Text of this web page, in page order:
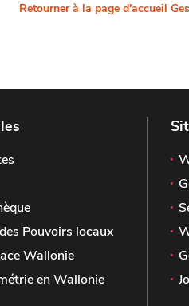
Retourner à la page d'accueil
Pouvoirs locaux
Wallonie
en Wallonie